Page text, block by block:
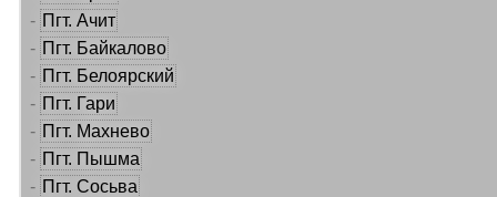
- Пгт. Ачит
- Пгт. Байкалово
- Пгт. Белоярский
- Пгт. Гари
- Пгт. Махнево
- Пгт. Пышма
- Пгт. Сосьва